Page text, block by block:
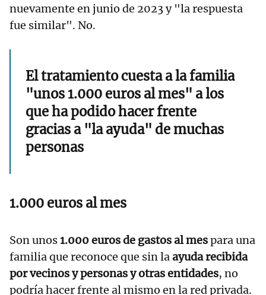
nuevamente en junio de 2023 y "la respuesta
fue similar". No.
El tratamiento cuesta a la familia
"unos 1.000 euros al mes" a los
que ha podido hacer frente
gracias a "la ayuda" de muchas
personas
1.000 euros al mes
Son unos1.000 euros de gastos al mespara una
familia que reconoce que sin laayuda recibida
por vecinos y personas y otras entidades, no
podría hacer frente al mismo en la red privada.